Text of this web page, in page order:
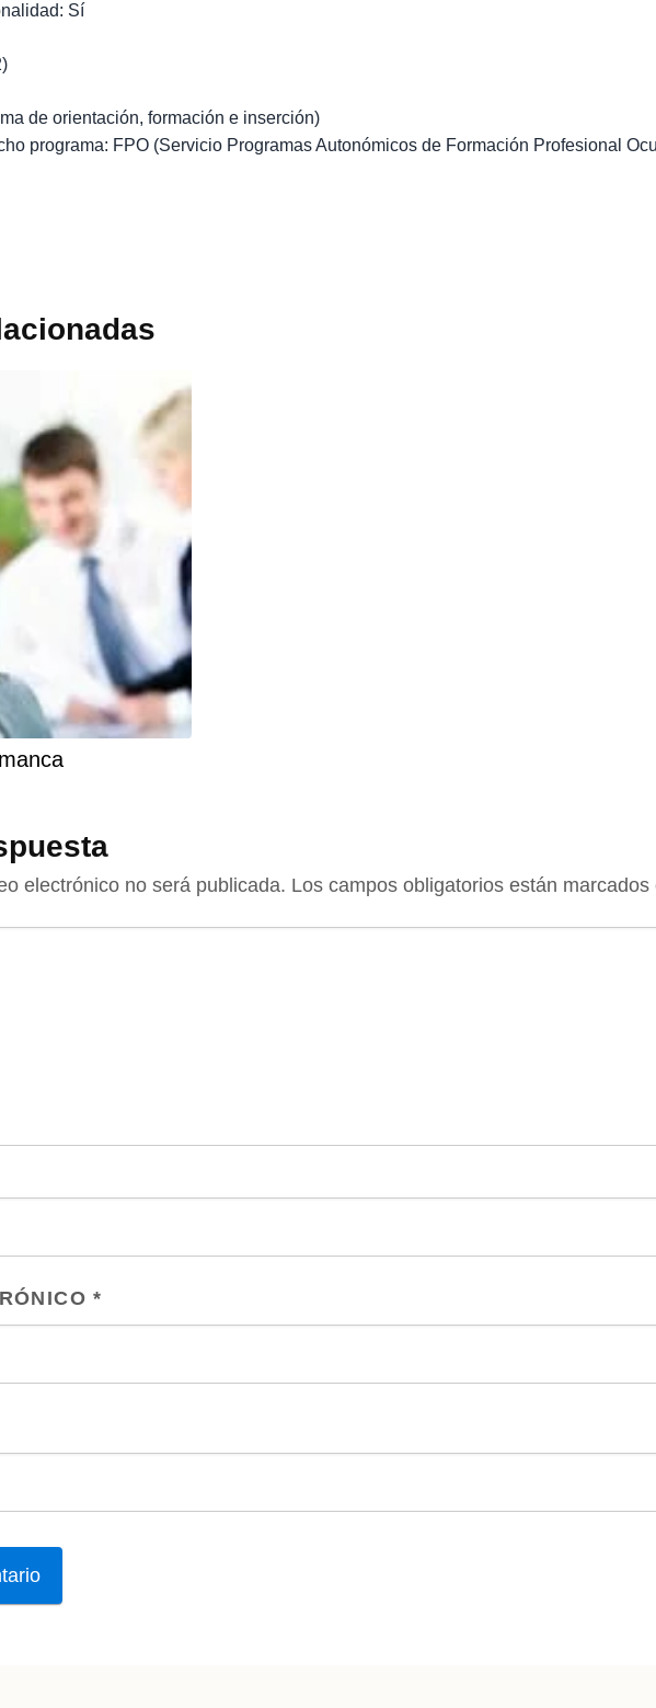
Sí
de orientación, formación e inserción)
programa: FPO (Servicio Programas Autonómicos de Formación Profesional
electrónico no será publicada. Los campos obligatorios están marcados
*